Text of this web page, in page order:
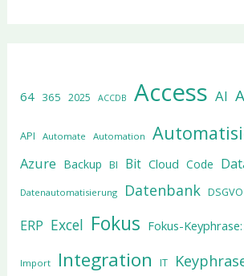
64 365 2025 ACCDB Access AI
API Automate Automation
Azure Backup BI Bit Cloud Code
Datenautomatisierung Datenbank DSGVO
ERP Excel Fokus Fokus-Keyphrase:
Import Integration IT